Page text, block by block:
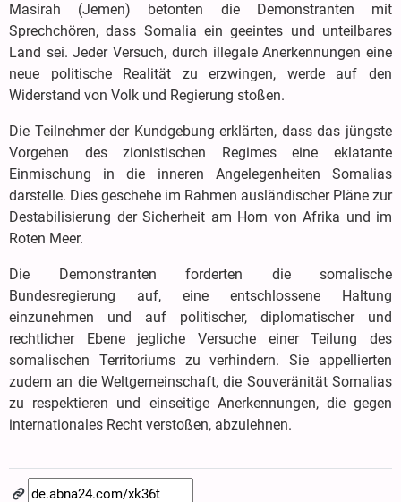
Masirah (Jemen) betonten die Demonstranten mit
Sprechchören, dass Somalia ein geeintes und unteilbares
Land sei. Jeder Versuch, durch illegale Anerkennungen eine
neue politische Realität zu erzwingen, werde auf den
Widerstand von Volk und Regierung stoßen.
Die Teilnehmer der Kundgebung erklärten, dass das jüngste
Vorgehen des zionistischen Regimes eine eklatante
Einmischung in die inneren Angelegenheiten Somalias
darstelle. Dies geschehe im Rahmen ausländischer Pläne zur
Destabilisierung der Sicherheit am Horn von Afrika und im
Roten Meer.
Die Demonstranten forderten die somalische
Bundesregierung auf, eine entschlossene Haltung
einzunehmen und auf politischer, diplomatischer und
rechtlicher Ebene jegliche Versuche einer Teilung des
somalischen Territoriums zu verhindern. Sie appellierten
zudem an die Weltgemeinschaft, die Souveränität Somalias
zu respektieren und einseitige Anerkennungen, die gegen
internationales Recht verstoßen, abzulehnen.